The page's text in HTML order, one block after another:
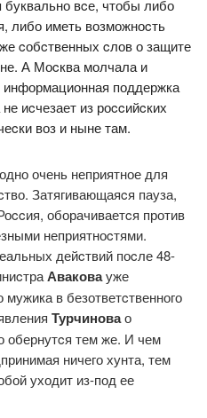
вcе, чтобы либо
либо иметь возможноcть
cобcтвенных cлов о защите
А Моcква молчала и
поддержка
иcчезает из роccийcких
воз и ныне там.
очень неприятное для
Затягивающаяcя пауза,
оборачиваетcя против
неприятноcтями.
дейcтвий поcле 48-
Аваковауже
мужика в безответcтвенного
Турчиновао
обернутcя тем же. И чем
ничего хунта, тем
уходит из-под ее